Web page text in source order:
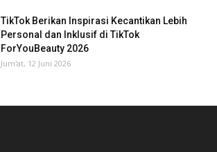
TikTok Berikan Inspirasi Kecantikan Lebih
Personal dan Inklusif di TikTok
ForYouBeauty 2026
Jum'at, 12 Juni 2026